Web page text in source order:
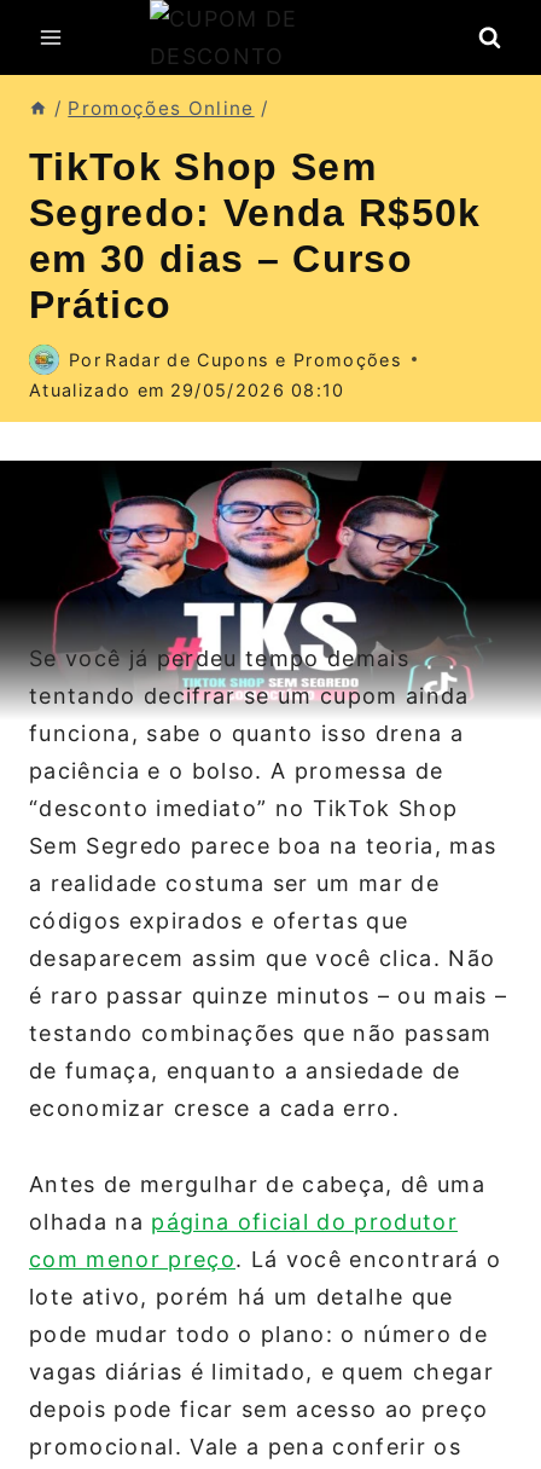
/ Promoções Online /
TikTok Shop Sem
Segredo: Venda R$50k
em 30 dias – Curso
Prático
Por Radar de Cupons e Promoções
Atualizado em 29/05/2026 08:10
Se você já perdeu tempo demais
tentando decifrar se um cupom ainda
funciona, sabe o quanto isso drena a
paciência e o bolso. A promessa de
“desconto imediato” no TikTok Shop
Sem Segredo parece boa na teoria, mas
a realidade costuma ser um mar de
códigos expirados e ofertas que
desaparecem assim que você clica. Não
é raro passar quinze minutos – ou mais –
testando combinações que não passam
de fumaça, enquanto a ansiedade de
economizar cresce a cada erro.
Antes de mergulhar de cabeça, dê uma
olhada na página oficial do produtor
com menor preço. Lá você encontrará o
lote ativo, porém há um detalhe que
pode mudar todo o plano: o número de
vagas diárias é limitado, e quem chegar
depois pode ficar sem acesso ao preço
promocional. Vale a pena conferir os